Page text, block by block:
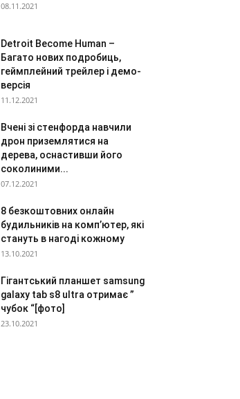
08.11.2021
Detroit Become Human –
Багато нових подробиць,
геймплейний трейлер і демо-
версія
11.12.2021
Вчені зі стенфорда навчили
дрон приземлятися на
дерева, оснастивши його
соколиними...
07.12.2021
8 безкоштовних онлайн
будильників на комп’ютер, які
стануть в нагоді кожному
13.10.2021
Гігантський планшет samsung
galaxy tab s8 ultra отримає ”
чубок “[фото]
23.10.2021